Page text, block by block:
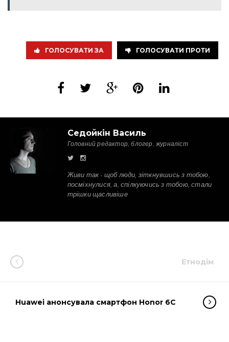
ГОЛОСУВАТИ ЗА ГОЛОСУВАТИ ПРОТИ
Седойкін Василь
Головний редактор, блогер, журналіст
Живи так - щоб люди, зіткнувшись з тобою,
посміхнулися, а, спілкуючись з тобою, стали
трішки щасливіше
Етнодім
Huawei анонсувала смартфон Honor 6C